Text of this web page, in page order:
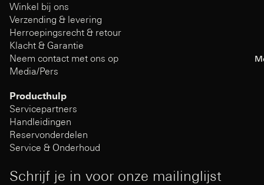
Winkel bij ons
Verzending & levering
Herroepingsrecht & retour
Klacht & Garantie
Neem contact met ons op
Media/Pers
Producthulp
Servicepartners
Handleidingen
Reservonderdelen
Service & Onderhoud
Schrijf je in voor onze mailinglijst